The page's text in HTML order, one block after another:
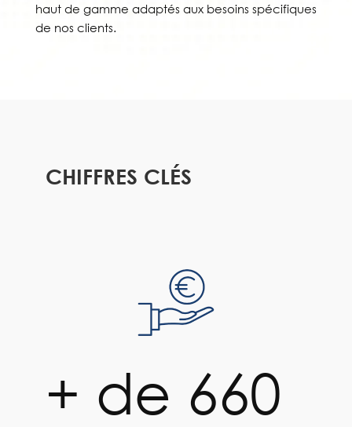
haut de gamme adaptés aux besoins spécifiques
de nos clients.
CHIFFRES CLÉS
+ de 660